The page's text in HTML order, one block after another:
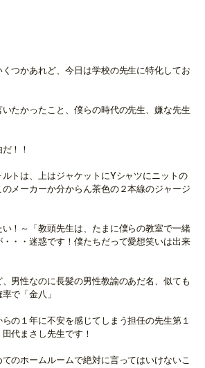
つかあれど、今日は学校の先生に特化してお
たかったこと、僕らの時代の先生、嫌な先生
！！
ルトは、上はジャケットにYシャツにニットの
メーカーか分からん茶色の２本線のジャージ
い！～「教頭先生は、たまに僕らの教室で一緒
・・迷惑です！僕たちだって愛想笑いは出来
、男性なのに長髪の男性教諭のあだ名、似ても
で「金八」
らの１年に不安を感じてしまう担任の先生第１
代まさし先生です！
てのホームルームで絶対に言ってはいけないこ